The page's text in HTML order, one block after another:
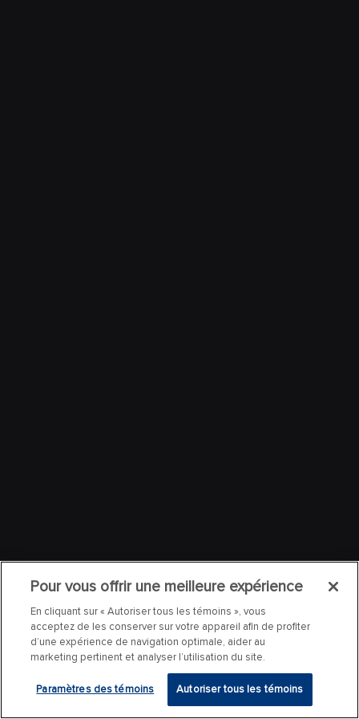
Pour vous offrir une meilleure expérience
En cliquant sur « Autoriser tous les témoins », vous
acceptez de les conserver sur votre appareil afin de profiter
d’une expérience de navigation optimale, aider au
marketing pertinent et analyser l’utilisation du site.
Paramètres des témoins Autoriser tous les témoins